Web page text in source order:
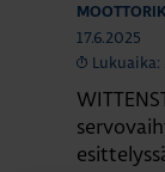
17.6.2025
Lukuaika: